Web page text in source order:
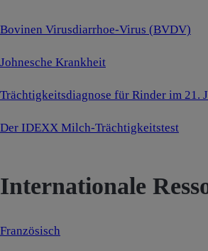
Bovinen Virusdiarrhoe-Virus (BVDV)
Johnesche Krankheit
Trächtigkeitsdiagnose für Rinder im 21.
Der IDEXX Milch-Trächtigkeitstest
Internationale
Französisch